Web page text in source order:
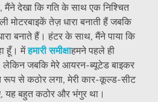
मैंने देखा कि गति के साथ एक निश्चित
मोटरबाइकें तेज़ धारा बनाती हैं जबकि
बनाते हैं। हंटर के साथ, मैंने पाया कि
हूँ। मेंहमारी समीक्षाहमने पहले ही
लेकिन जबकि मेरे आयरन-ब्यूटेड बाइकर
रूप से कठोर लगा, मेरी कार-कूल्ड-सीट
यह बहुत कठोर और भंगुर था।